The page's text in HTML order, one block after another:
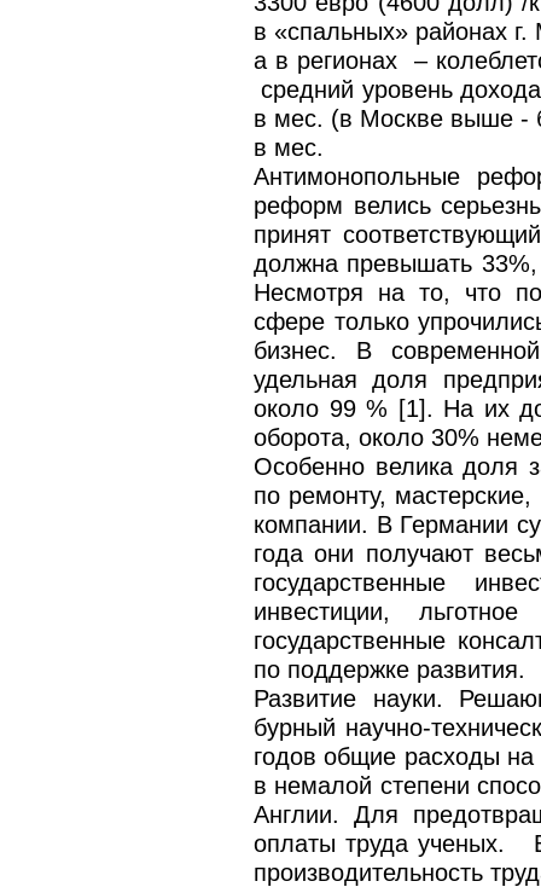
в «спальных» районах
а в регионах –
средний уровень
в мес. (в Москве выше -
в мес.
Антимонопольные
реформ велись
принят
должна превышать
Несмотря на то, что
сфере только
бизнес. В
удельная доля
около 99 % [1]. На их
оборота, около 30%
Особенно велика доля
по ремонту,
компании. В Германии
года они получают
государственные
инвестиции,
государственные
по поддержке развития.
Развитие науки.
бурный научно-
годов общие расходы на
в немалой степени
Англии. Для
оплаты труда ученых. В
производительность